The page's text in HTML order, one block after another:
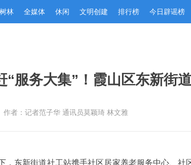
林 全媒体 休闲 文明创建 排行榜 今日辟谣榜
“服务大集”！霞山区东新街
作者：记者范子华 通讯员莫颖琦 林文雅
，东新街道社工站携手社区居家养老服务中心、